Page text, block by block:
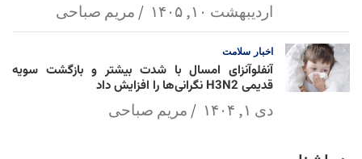
اردیبهشت ۱۰, ۱۴۰۵ مریم صباحی
اخبار سلامت
آنفلوآنزای امسال با شدت بیشتر و بازگشت سویه
قدیمی H3N2 نگرانی‌ها را افزایش داد
دی ۱, ۱۴۰۴ مریم صباحی